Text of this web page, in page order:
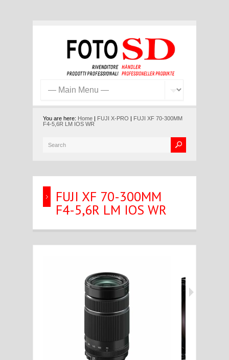
You are here: Home FUJI X-PRO
FUJI XF 70-300MM
F4-5,6R LM IOS WR
FUJI XF 70-300MM
F4-5,6R LM IOS WR